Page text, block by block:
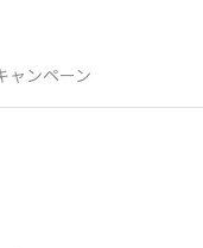
ャンペーン